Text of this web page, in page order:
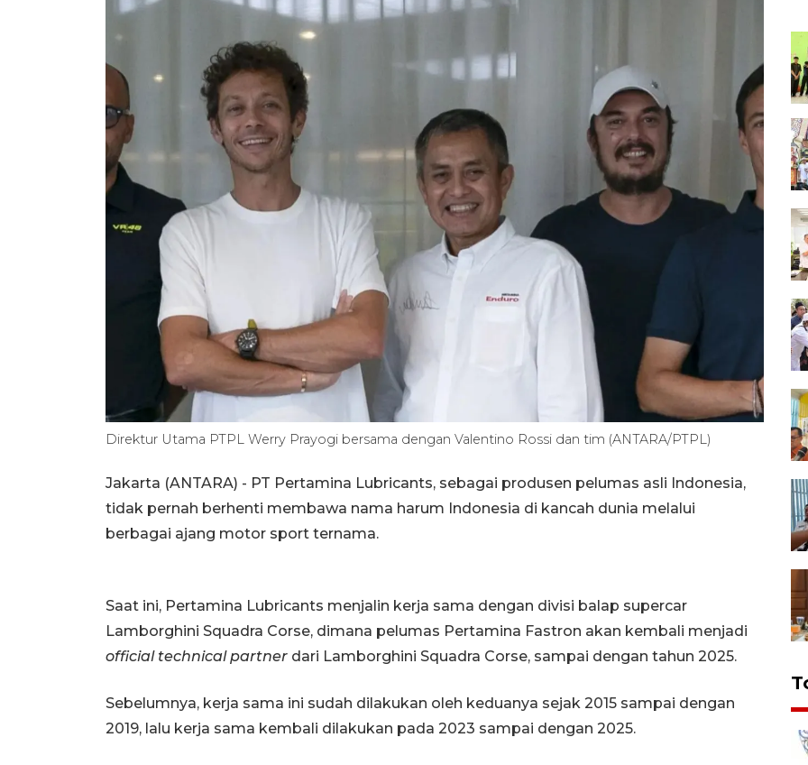
Direktur Utama PTPL Werry Prayogi bersama dengan Valentino Rossi dan tim (ANTARA/PTPL)
Jakarta (ANTARA) - PT Pertamina Lubricants, sebagai produsen pelumas asli Indonesia,
tidak pernah berhenti membawa nama harum Indonesia di kancah dunia melalui
berbagai ajang motor sport ternama.
Saat ini, Pertamina Lubricants menjalin kerja sama dengan divisi balap supercar
Lamborghini Squadra Corse, dimana pelumas Pertamina Fastron akan kembali menjadi
official technical partner dari Lamborghini Squadra Corse, sampai dengan tahun 2025.
Sebelumnya, kerja sama ini sudah dilakukan oleh keduanya sejak 2015 sampai dengan
2019, lalu kerja sama kembali dilakukan pada 2023 sampai dengan 2025.